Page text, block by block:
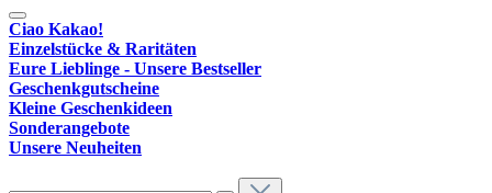
Ciao Kakao!
Einzelstücke & Raritäten
Eure Lieblinge - Unsere Bestseller
Geschenkgutscheine
Kleine Geschenkideen
Sonderangebote
Unsere Neuheiten